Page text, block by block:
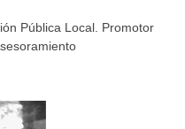
Pública Local. Promotor